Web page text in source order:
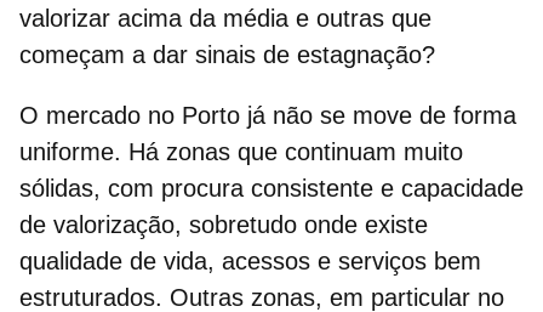
valorizar acima da média e outras que
começam a dar sinais de estagnação?
O mercado no Porto já não se move de forma
uniforme. Há zonas que continuam muito
sólidas, com procura consistente e capacidade
de valorização, sobretudo onde existe
qualidade de vida, acessos e serviços bem
estruturados. Outras zonas, em particular no